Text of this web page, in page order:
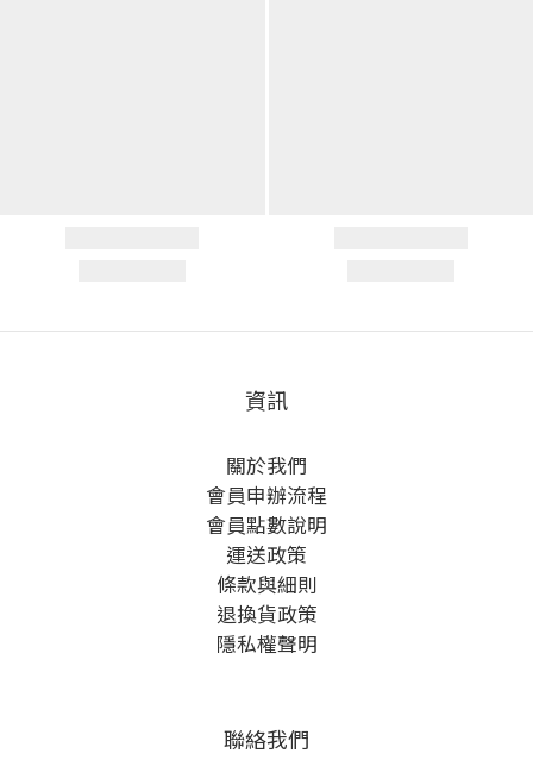
資訊
關於我們
會員申辦流程
會員點數說明
運送政策
條款與細則
退換貨政策
隱私權聲明
聯絡我們